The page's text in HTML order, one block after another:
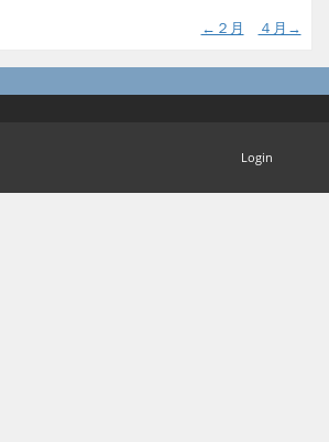
←２月 ４月→
Login